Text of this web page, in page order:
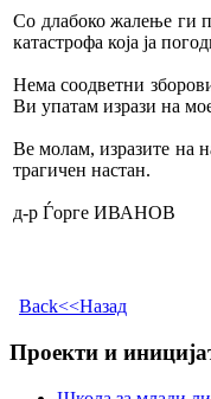
Со длабоко жалење ги
катастрофа која ја
Нема соодветни
Ви упатам изрази на
Ве молам, изразите на
трагичен настан.
д-р Ѓорге ИВАНОВ
Back<<Назад
Проекти и